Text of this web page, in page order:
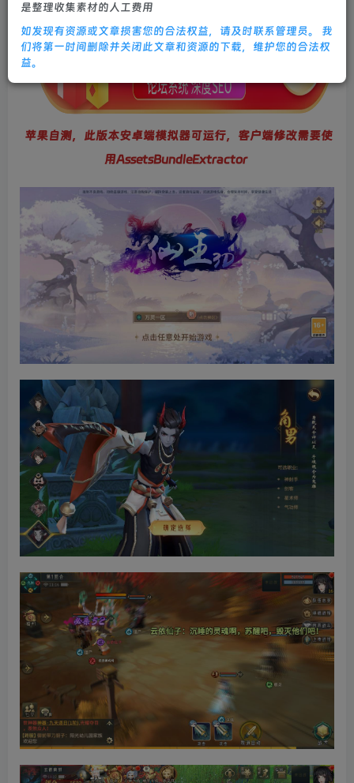
苹果自测，此版本安卓端模拟器可运行，客户端修改需要使
用AssetsBundleExtractor
是整理收集素材的人工费用
如发现有资源或文章损害您的合法权益，请及时联系管理员。 我
们将第一时间删除并关闭此文章和资源的下载，维护您的合法权
益。